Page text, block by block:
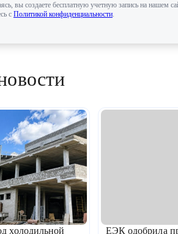
вы создаете бесплатную учетную запись на нашем
с Политикой конфиденциальности.
холодильной
ЕЭК одобрила